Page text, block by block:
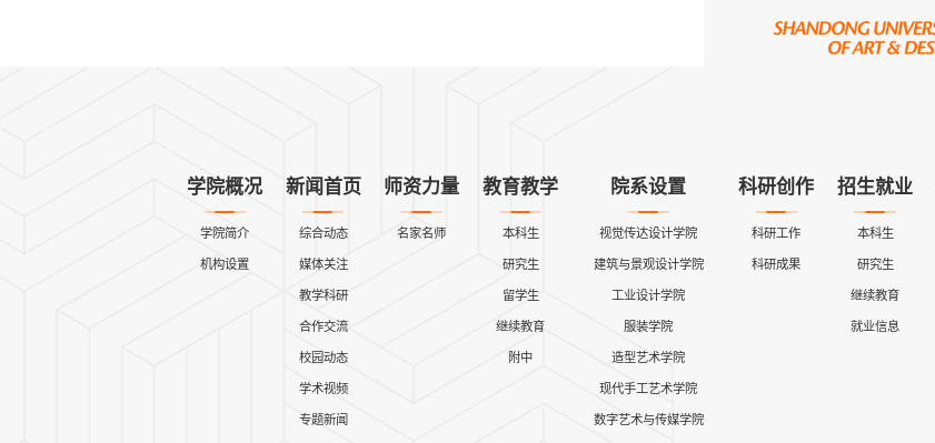
学院概况
学院简介
机构设置
新闻首页
综合动态
媒体关注
教学科研
合作交流
校园动态
学术视频
专题新闻
师资力量
名家名师
教育教学
本科生
研究生
留学生
继续教育
附中
院系设置
视觉传达设计学院
建筑与景观设计学院
工业设计学院
服装学院
造型艺术学院
现代手工艺术学院
数字艺术与传媒学院
科研创作
科研工作
科研成果
招生就业
本科生
研究生
继续教育
就业信息